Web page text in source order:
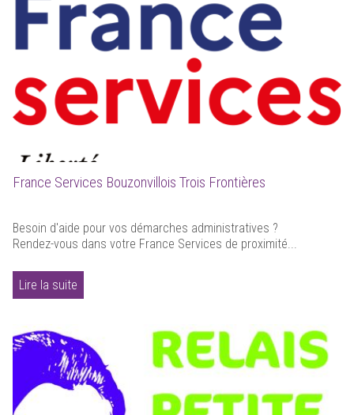
France Services Bouzonvillois Trois Frontières
Besoin d'aide pour vos démarches administratives ?
Rendez-vous dans votre France Services de proximité...
Lire la suite